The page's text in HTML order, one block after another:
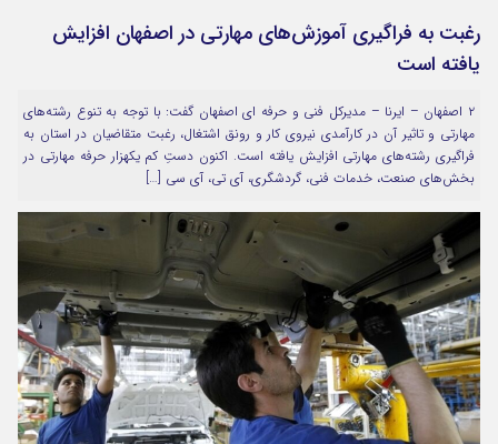
رمز عبور
مرا به خاطر بسپار
رغبت به فراگیری آموزش‌های مهارتی در اصفهان افزایش
یافته است
۲ اصفهان – ایرنا – مدیرکل فنی و حرفه ای اصفهان گفت: با توجه به تنوع رشته‌های
مهارتی و تاثیر آن در کارآمدی نیروی کار و رونق اشتغال، رغبت متقاضیان در استان به
فراگیری رشته‌های مهارتی افزایش یافته است. اکنون دستِ کم یکهزار حرفه مهارتی در
بخش‌های صنعت، خدمات فنی، گردشگری، آی تی، آی سی […]